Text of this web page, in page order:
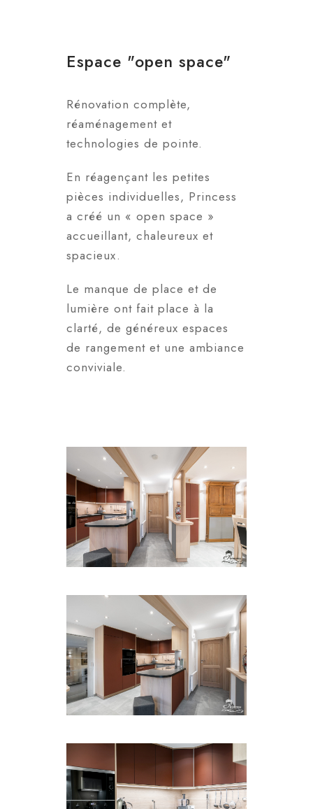
Espace "open space"
Rénovation complète,
réaménagement et
technologies de pointe.
En réagençant les petites
pièces individuelles, Princess
a créé un « open space »
accueillant, chaleureux et
spacieux.
Le manque de place et de
lumière ont fait place à la
clarté, de généreux espaces
de rangement et une ambiance
conviviale.